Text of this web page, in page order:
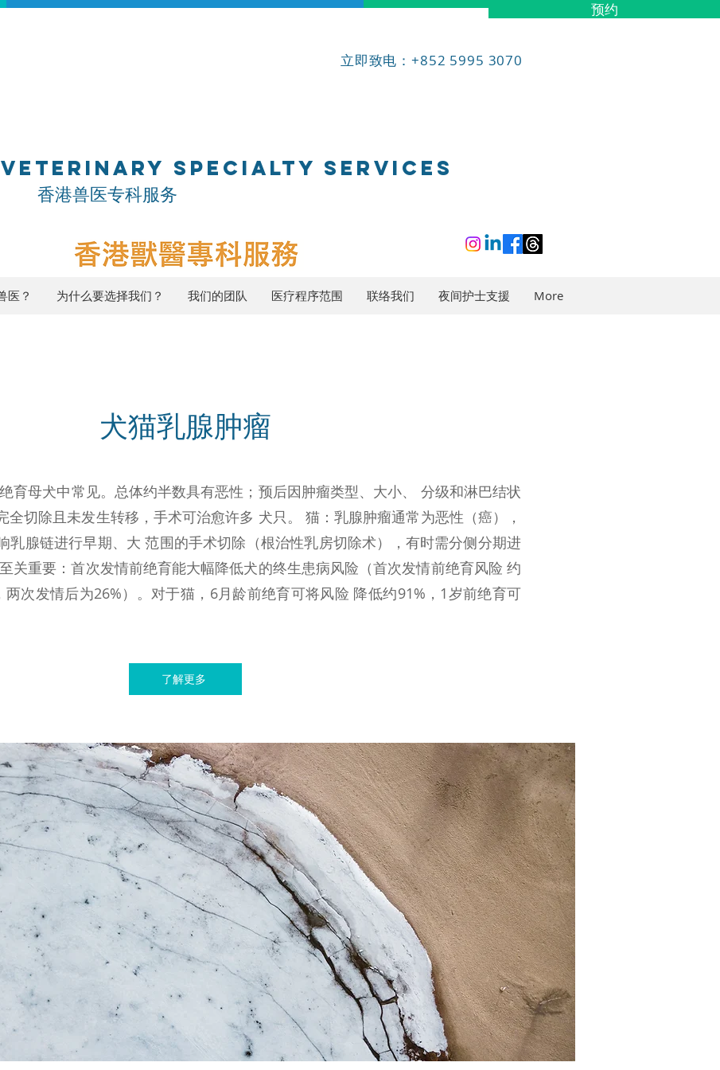
预约
立即致电：+852 5995 3070
SPECIALTY SERVICES
专科服务
医？ 为什么要选择我们？ 我们的团队 医疗程序范围 联络我们 夜间护士支援 More
犬猫乳腺肿瘤
育母犬中常见。总体约半数具有恶性；预后因肿瘤类型、大小、 分级和淋巴结状
全切除且未发生转移，手术可治愈许多 犬只。 猫：乳腺肿瘤通常为恶性（癌），
乳腺链进行早期、大 范围的手术切除（根治性乳房切除术），有时需分侧分期进
关重要：首次发情前绝育能大幅降低犬的终生患病风险（首次发情前绝育风险 约
两次发情后为26%）。对于猫，6月龄前绝育可将风险 降低约91%，1岁前绝育可
了解更多